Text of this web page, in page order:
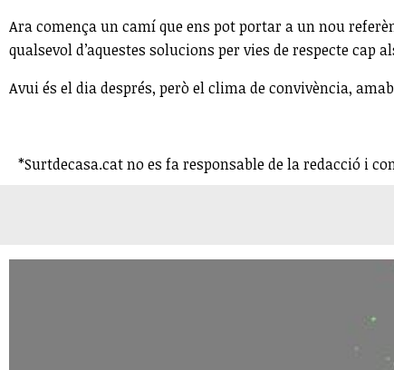
Ara comença un camí que ens pot portar a un nou
qualsevol d’aquestes solucions per vies de respecte cap
Avui és el dia després, però el clima de convivència,
*Surtdecasa.cat no es fa responsable de la redacció i